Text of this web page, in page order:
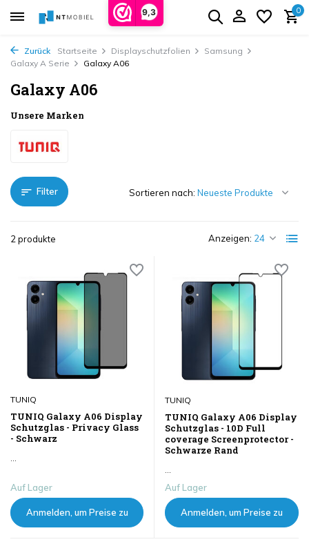
9,3 0
Zurück Startseite Displayschutzfolien
Samsung
Galaxy A Serie
Galaxy A06
Galaxy A06
Unsere Marken
Filter
2 produkte Anzeigen:
Sortieren nach:
TUNIQ
TUNIQ Galaxy A06 Display
Schutzglas - Privacy Glass
- Schwarz
Auf Lager
Anmelden, um Preise zu
TUNIQ
TUNIQ Galaxy A06 Display
Schutzglas - 10D Full
coverage Screenprotector -
Schwarze Rand
Auf Lager
Anmelden, um Preise zu